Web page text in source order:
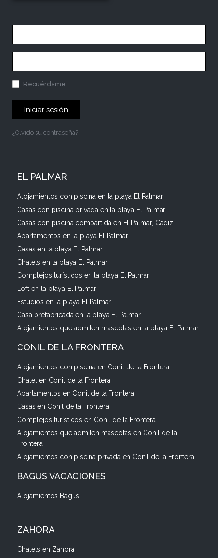
Recuérdame
Iniciar sesión
¿Olvidó su contraseña?
EL PALMAR
Alojamientos con piscina en la playa El Palmar
Casas con piscina privada en la playa El Palmar
Casas con piscina compartida en El Palmar, Cádiz
Apartamentos en la playa El Palmar
Casas en la playa El Palmar
Chalets en la playa El Palmar
Complejos turísticos en la playa El Palmar
Loft en la playa El Palmar
Estudios en la playa El Palmar
Casa prefabricada en la playa El Palmar
Alojamientos que admiten mascotas en la playa El Palmar
CONIL DE LA FRONTERA
Alojamientos con piscina en Conil de la Frontera
Chalet en Conil de la Frontera
Apartamentos en Conil de la Frontera
Casas en Conil de la Frontera
Complejos turísticos en Conil de la Frontera
Alojamientos que admiten mascotas en Conil de la
Frontera
Alojamientos con piscina privada en Conil de la Frontera
BAGUS VACACIONES
Alojamientos Bagus
ZAHORA
Chalets en Zahora